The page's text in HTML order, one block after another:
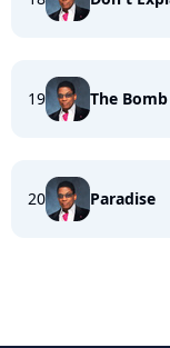
19 The Bomb
20 Paradise